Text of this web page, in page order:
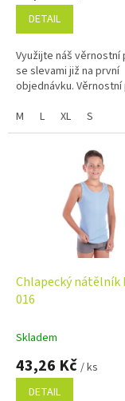
DETAIL
Využijte náš věrnostní
se slevami již na první
objednávku.
M
L XL S
Chlapecký nátělník
016
Skladem
43,26 Kč / ks
DETAIL